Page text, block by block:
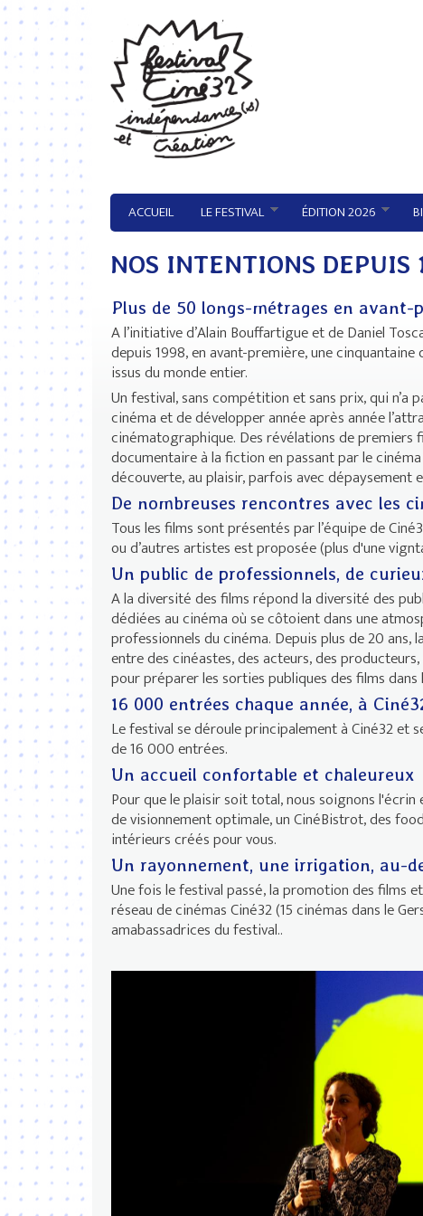
Aller au contenu principal
ACCUEIL LE FESTIVAL ÉDITION 2026
NOS INTENTIONS DEPUIS
Plus de 50 longs-métrages en avant-
A l’initiative d’Alain Bouffartigue et de Daniel
depuis 1998, en avant-première, une
issus du monde entier.
Un festival, sans compétition et sans prix, qui n’a
cinéma et de développer année après année
cinématographique. Des révélations de
documentaire à la fiction en passant par le
découverte, au plaisir, parfois avec dépaysement
De nombreuses rencontres avec les
Tous les films sont présentés par l’équipe de
ou d’autres artistes est proposée (plus d'une
Un public de professionnels, de
A la diversité des films répond la diversité des
dédiées au cinéma où se côtoient dans une
professionnels du cinéma. Depuis plus de 20
entre des cinéastes, des acteurs, des
pour préparer les sorties publiques des films
16 000 entrées chaque année, à
Le festival se déroule principalement à Ciné32 et
de 16 000 entrées.
Un accueil confortable et chaleureux
Pour que le plaisir soit total, nous soignons
de visionnement optimale, un CinéBistrot, des
intérieurs créés pour vous.
Un rayonnement, une irrigation, au-
Une fois le festival passé, la promotion des films
réseau de cinémas Ciné32 (15 cinémas dans le
amabassadrices du festival..